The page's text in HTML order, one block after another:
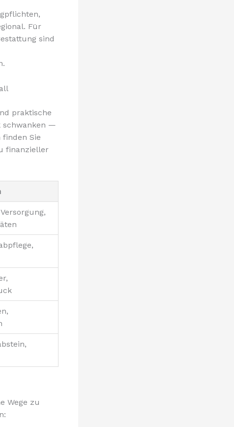
Für
sind
praktische
schwanken —
Sie
finanzieller
Wege zu